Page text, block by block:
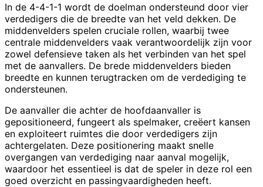
In de 4-4-1-1 wordt de doelman ondersteund door vier
verdedigers die de breedte van het veld dekken. De
middenvelders spelen cruciale rollen, waarbij twee
centrale middenvelders vaak verantwoordelijk zijn voor
zowel defensieve taken als het verbinden van het spel
met de aanvallers. De brede middenvelders bieden
breedte en kunnen terugtracken om de verdediging te
ondersteunen.
De aanvaller die achter de hoofdaanvaller is
gepositioneerd, fungeert als spelmaker, creëert kansen
en exploiteert ruimtes die door verdedigers zijn
achtergelaten. Deze positionering maakt snelle
overgangen van verdediging naar aanval mogelijk,
waardoor het essentieel is dat de speler in deze rol een
goed overzicht en passingvaardigheden heeft.